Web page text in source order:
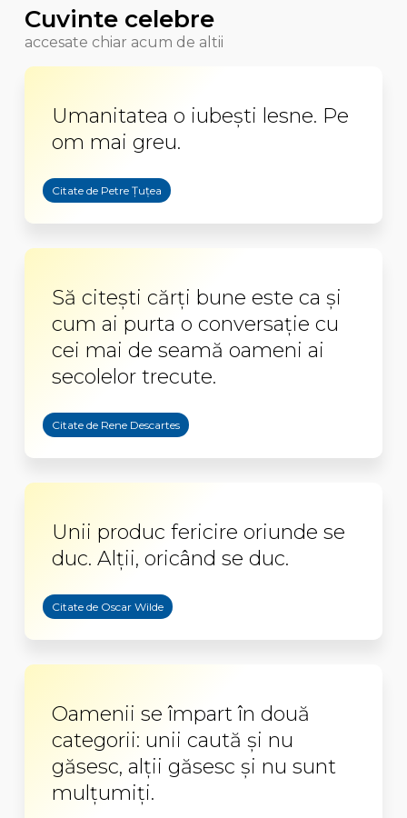
Cuvinte celebre
accesate chiar acum de altii
Umanitatea o iubești lesne. Pe
om mai greu.
Citate de Petre Țuțea
Să citești cărți bune este ca și
cum ai purta o conversație cu
cei mai de seamă oameni ai
secolelor trecute.
Citate de Rene Descartes
Unii produc fericire oriunde se
duc. Alții, oricând se duc.
Citate de Oscar Wilde
Oamenii se împart în două
categorii: unii caută și nu
găsesc, alții găsesc și nu sunt
mulțumiți.